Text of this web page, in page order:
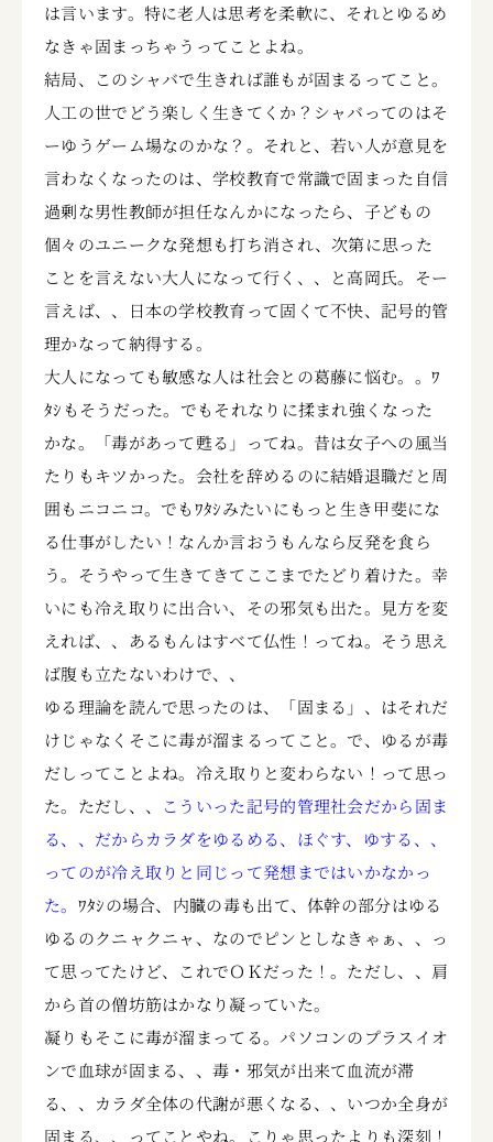
は言います。特に老人は思考を柔軟に、それとゆるめ
なきゃ固まっちゃうってことよね。
結局、このシャバで生きれば誰もが固まるってこと。
人工の世でどう楽しく生きてくか？シャバってのはそ
ーゆうゲーム場なのかな？。それと、若い人が意見を
言わなくなったのは、学校教育で常識で固まった自信
過剰な男性教師が担任なんかになったら、子どもの
個々のユニークな発想も打ち消され、次第に思った
ことを言えない大人になって行く、、と高岡氏。そー
言えば、、日本の学校教育って固くて不快、記号的管
理かなって納得する。
大人になっても敏感な人は社会との葛藤に悩む。。ﾜ
ﾀｼもそうだった。でもそれなりに揉まれ強くなった
かな。「毒があって甦る」ってね。昔は女子への風当
たりもキツかった。会社を辞めるのに結婚退職だと周
囲もニコニコ。でもﾜﾀｼみたいにもっと生き甲斐にな
る仕事がしたい！なんか言おうもんなら反発を食ら
う。そうやって生きてきてここまでたどり着けた。幸
いにも冷え取りに出合い、その邪気も出た。見方を変
えれば、、あるもんはすべて仏性！ってね。そう思え
ば腹も立たないわけで、、
ゆる理論を読んで思ったのは、「固まる」、はそれだ
けじゃなくそこに毒が溜まるってこと。で、ゆるが毒
だしってことよね。冷え取りと変わらない！って思っ
た。ただし、、
こういった記号的管理社会だから固ま
る、、だからカラダをゆるめる、ほぐす、ゆする、、
ってのが冷え取りと同じって発想まではいかなかっ
た。 ﾜﾀｼの場合、内臓の毒も出て、体幹の部分はゆる
ゆるのクニャクニャ、なのでピンとしなきゃぁ、、っ
て思ってたけど、これでＯＫだった！。ただし、、肩
から首の僧坊筋はかなり凝っていた。
凝りもそこに毒が溜まってる。パソコンのプラスイオ
ンで血球が固まる、、毒・邪気が出来て血流が滞
る、、カラダ全体の代謝が悪くなる、、いつか全身が
固まる、、ってことやね。こりゃ思ったよりも深刻！